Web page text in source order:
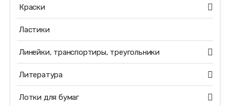
Краски
Ластики
Линейки, транспортиры, треугольники
Литература
Лотки для бумаг